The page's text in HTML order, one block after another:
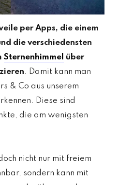
per Apps, die einem
die verschiedensten
Sternenhimmel über
. Damit kann man
& Co aus unserem
Diese sind
die am wenigsten
nicht nur mit freiem
sondern kann mit